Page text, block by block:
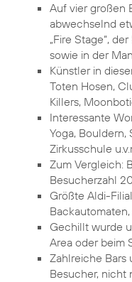
Auf vier großen
abwechselnd
„Fire Stage“,
sowie in der
Künstler in
Toten Hosen,
Killers,
Interessante
Yoga, Bouldern,
Zirkusschule
Zum Vergleich:
Besucherzahl
Größte Aldi-
Gechillt wurde
Area oder beim
Zahlreiche Bars
Besucher, nicht